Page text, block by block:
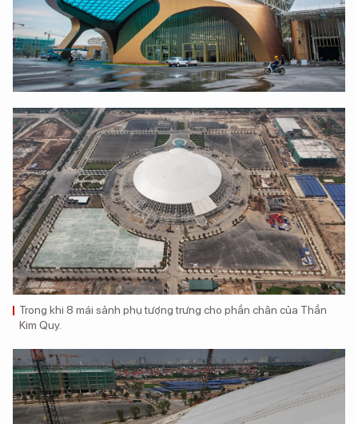
Trong khi 8 mái sảnh phụ tượng trưng cho phần chân của Thần
Kim Quy.